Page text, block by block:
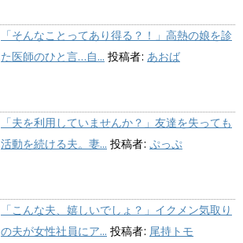
「そんなことってあり得る？！」高熱の娘を診
た医師のひと言…自... 投稿者: あおば
「夫を利用していませんか？」友達を失っても
活動を続ける夫。妻... 投稿者: ぷっぷ
「こんな夫、嬉しいでしょ？」イクメン気取り
の夫が女性社員にア... 投稿者: 尾持トモ